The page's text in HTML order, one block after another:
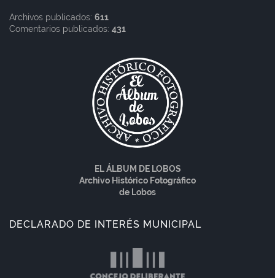
Archivos publicados: 611
Comentarios publicados: 431
EL ÁLBUM DE LOBOS
Archivo Histórico Fotográfico
de Lobos
DECLARADO DE INTERÉS MUNICIPAL